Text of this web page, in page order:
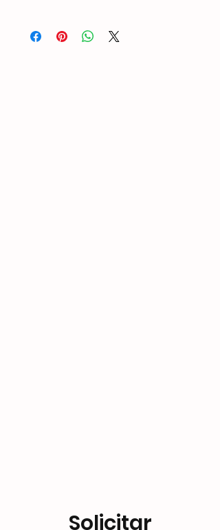
Corona exterior: 1″ (24mm)
Solicitar